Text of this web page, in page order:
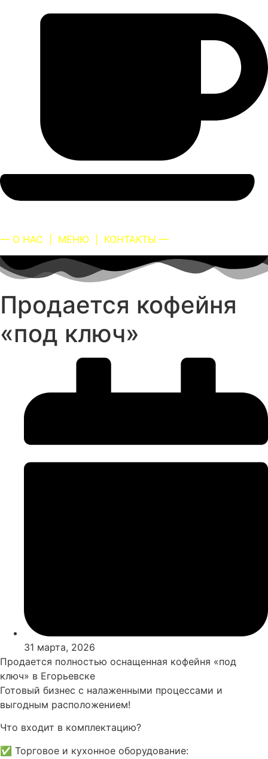
— О НАС МЕНЮ КОНТАКТЫ —
Продается кофейня
«под ключ»
31 марта, 2026
Продается полностью оснащенная кофейня «под
ключ» в Егорьевске
Готовый бизнес с налаженными процессами и
выгодным расположением!
Что входит в комплектацию?
✅ Торговое и кухонное оборудование: